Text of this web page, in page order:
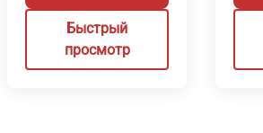
Быстрый
просмотр